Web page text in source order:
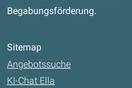
Begabungsförderung.
Sitemap
Angebotssuche
KI-Chat Ella